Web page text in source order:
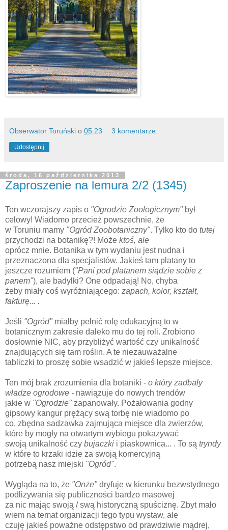
Obserwator Toruński o 05:23 3 komentarze:
Udostępnij
środa, 16 października 2013
Zaproszenie na lemura 2/2 (1345)
Ten wczorajszy zapis o "Ogrodzie Zoologicznym" był
celowy! Wiadomo przecież powszechnie, że
w Toruniu mamy "Ogród Zoobotaniczny". Tylko kto do tutej
przychodzi na botanikę?! Może ktoś, ale
oprócz mnie. Botanika w tym wydaniu jest nudna i
przeznaczona dla specjalistów. Jakieś tam platany to
jeszcze rozumiem ("Pani pod platanem siądzie sobie z
panem"), ale badylki? One odpadają! No, chyba
żeby miały coś wyróżniającego: zapach, kolor, kształt,
fakturę... .
Jeśli "Ogród" miałby pełnić rolę edukacyjną to w
botanicznym zakresie daleko mu do tej roli. Zrobiono
dosłownie NIC, aby przybliżyć wartość czy unikalność
znajdujących się tam roślin. A te niezauważalne
tabliczki to proszę sobie wsadzić w jakieś lepsze miejsce.
Ten mój brak zrozumienia dla botaniki - o który zadbały
władze ogrodowe - nawiązuje do nowych trendów
jakie w "Ogrodzie" zapanowały. Pożałowania godny
gipsowy kangur prężący swą torbę nie wiadomo po
co, zbędna sadzawka zajmująca miejsce dla zwierzów,
które by mogły na otwartym wybiegu pokazywać
swoją unikalność czy bujaczki i piaskownica... . To są tryndy
w które to krzaki idzie za swoją komercyjną
potrzebą nasz miejski "Ogród".
Wygląda na to, że "Onże" dryfuje w kierunku bezwstydnego
podlizywania się publiczności bardzo masowej
za nic mając swoją / swą historyczną spuściznę. Zbyt mało
wiem na temat organizacji tego typu wystaw, ale
czuję jakieś poważne odstępstwo od prawdziwie mądrej,